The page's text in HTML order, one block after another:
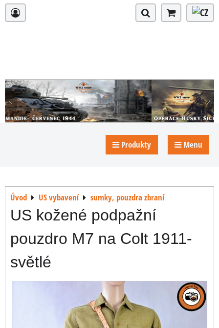
Produkty Menu
Úvod US vybavení sumky, pouzdra zbraní
US kožené podpažní
pouzdro M7 na Colt 1911-
světlé